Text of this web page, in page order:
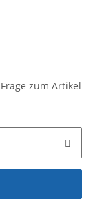
Frage zum Artikel